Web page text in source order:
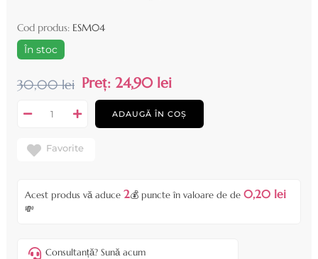
Cod produs: ESM04
În stoc
30,00 lei Preț: 24,90 lei
ADAUGĂ ÎN COȘ
Favorite
Acest produs vă aduce 2💰 puncte în valoare de de 0,20 lei
💸
Consultanță? Sună acum